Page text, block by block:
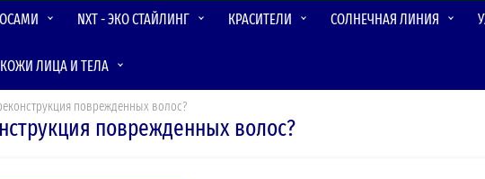
NXT - ЭКО СТАЙЛИНГ КРАСИТЕЛИ СОЛНЕЧНАЯ ЛИНИЯ
КОЖИ ЛИЦА И ТЕЛА
поврежденных волос?
поврежденных волос?